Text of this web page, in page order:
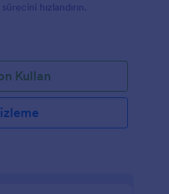
hızlandırın.
Kullan